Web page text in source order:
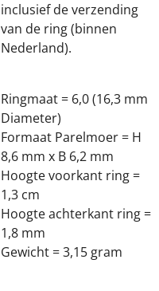
inclusief de verzending
van de ring (binnen
Nederland).
Ringmaat = 6,0 (16,3 mm
Diameter)
Formaat Parelmoer = H
8,6 mm x B 6,2 mm
Hoogte voorkant ring =
1,3 cm
Hoogte achterkant ring =
1,8 mm
Gewicht = 3,15 gram